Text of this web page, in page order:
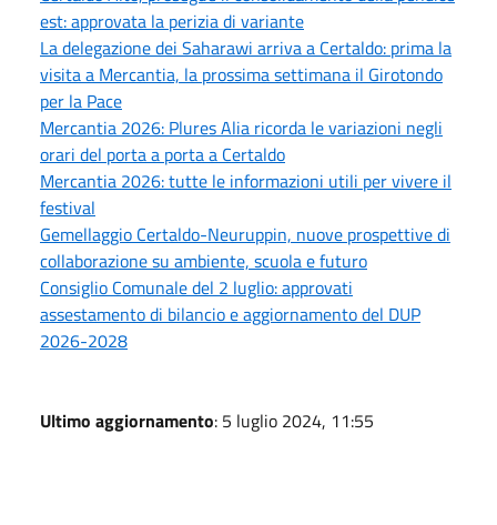
est: approvata la perizia di variante
La delegazione dei Saharawi arriva a Certaldo: prima la
visita a Mercantia, la prossima settimana il Girotondo
per la Pace
Mercantia 2026: Plures Alia ricorda le variazioni negli
orari del porta a porta a Certaldo
Mercantia 2026: tutte le informazioni utili per vivere il
festival
Gemellaggio Certaldo-Neuruppin, nuove prospettive di
collaborazione su ambiente, scuola e futuro
Consiglio Comunale del 2 luglio: approvati
assestamento di bilancio e aggiornamento del DUP
2026-2028
Ultimo aggiornamento: 5 luglio 2024, 11:55